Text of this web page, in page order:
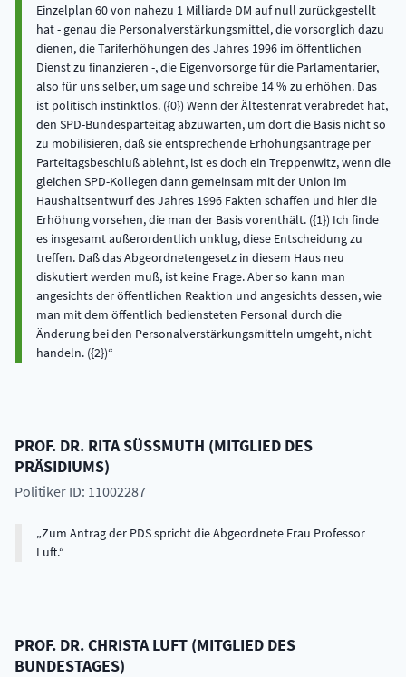
Einzelplan 60 von nahezu 1 Milliarde DM auf null zurückgestellt
hat - genau die Personalverstärkungsmittel, die vorsorglich dazu
dienen, die Tariferhöhungen des Jahres 1996 im öffentlichen
Dienst zu finanzieren -, die Eigenvorsorge für die Parlamentarier,
also für uns selber, um sage und schreibe 14 % zu erhöhen. Das
ist politisch instinktlos. ({0}) Wenn der Ältestenrat verabredet hat,
den SPD-Bundesparteitag abzuwarten, um dort die Basis nicht so
zu mobilisieren, daß sie entsprechende Erhöhungsanträge per
Parteitagsbeschluß ablehnt, ist es doch ein Treppenwitz, wenn die
gleichen SPD-Kollegen dann gemeinsam mit der Union im
Haushaltsentwurf des Jahres 1996 Fakten schaffen und hier die
Erhöhung vorsehen, die man der Basis vorenthält. ({1}) Ich finde
es insgesamt außerordentlich unklug, diese Entscheidung zu
treffen. Daß das Abgeordnetengesetz in diesem Haus neu
diskutiert werden muß, ist keine Frage. Aber so kann man
angesichts der öffentlichen Reaktion und angesichts dessen, wie
man mit dem öffentlich bediensteten Personal durch die
Änderung bei den Personalverstärkungsmitteln umgeht, nicht
handeln. ({2})
PROF. DR. RITASÜSSMUTH (MITGLIED DES
PRÄSIDIUMS)
Politiker ID: 11002287
Zum Antrag der PDS spricht die Abgeordnete Frau Professor
Luft.
PROF. DR.CHRISTA LUFT (MITGLIED DES
BUNDESTAGES)